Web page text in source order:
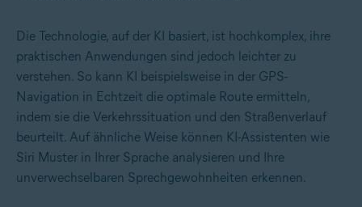
Die Technologie, auf der KI basiert, ist hochkomplex, ihre
praktischen Anwendungen sind jedoch leichter zu
verstehen. So kann KI beispielsweise in der GPS-
Navigation in Echtzeit die optimale Route ermitteln,
indem sie die Verkehrssituation und den Straßenverlauf
beurteilt. Auf ähnliche Weise können KI-Assistenten wie
Siri Muster in Ihrer Sprache analysieren und Ihre
unverwechselbaren Sprechgewohnheiten erkennen.